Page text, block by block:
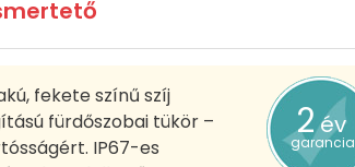
2év
garancia
fekete színű szíj
fürdőszobai tükör –
IP67-es